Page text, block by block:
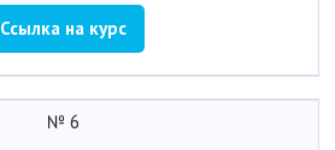
Ссылка на курс
№ 6